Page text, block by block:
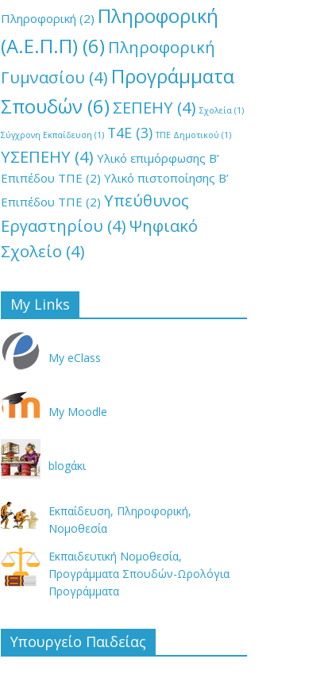
Πληροφορική (2) Πληροφορική
(Α.Ε.Π.Π) (6) Πληροφορική
Γυμνασίου (4) Προγράμματα
Σπουδών (6) ΣΕΠΕΗΥ (4) Σχολεία (1)
Σύγχρονη Εκπαίδευση (1) Τ4Ε (3) ΤΠΕ Δημοτικού (1)
ΥΣΕΠΕΗΥ (4) Υλικό επιμόρφωσης Β’
Επιπέδου ΤΠΕ (2) Υλικό πιστοποίησης Β’
Επιπέδου ΤΠΕ (2) Υπεύθυνος
Εργαστηρίου (4) Ψηφιακό
Σχολείο (4)
My Links
My eClass
My Moodle
blogάκι
Εκπαίδευση, Πληροφορική,
Νομοθεσία
Εκπαιδευτική Νομοθεσία,
Προγράμματα Σπουδών-Ωρολόγια
Προγράμματα
Υπουργείο Παιδείας